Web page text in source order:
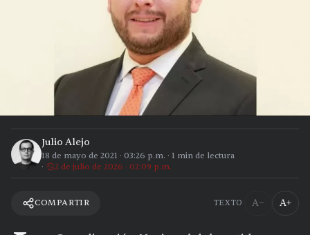
Julio Alejo
18 de mayo de 2021 · 03:26 p.m. · 1 min de lectura
2 de julio de 2026 · 02:09 p.m.
COMPARTIR TEXTO A− A+